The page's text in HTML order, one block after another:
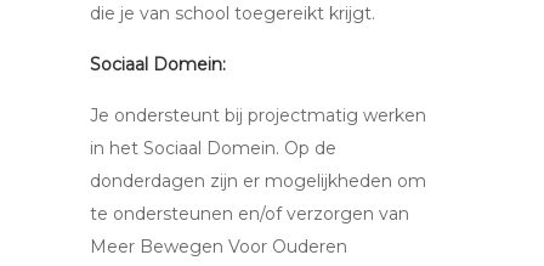
die je van school toegereikt krijgt.
Sociaal Domein:
Je ondersteunt bij projectmatig werken
in het Sociaal Domein. Op de
donderdagen zijn er mogelijkheden om
te ondersteunen en/of verzorgen van
Meer Bewegen Voor Ouderen